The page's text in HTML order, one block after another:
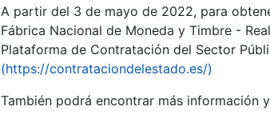
Show/Hide
Show/Hide
Show/Hide
A partir del 3 de mayo de 2022, para
Fábrica Nacional de Moneda y Timbre -
Plataforma de Contratación del Sector
(https://contrataciondelestado.es/)
También podrá encontrar más información